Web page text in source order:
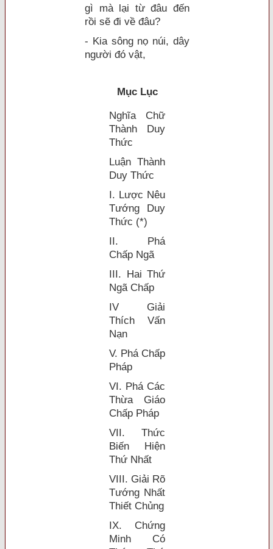
gì mà lại từ đâu đến
rồi sẽ đi về đâu?
- Kia sông nọ núi, dây
người đó vật,
Mục Lục
Nghĩa Chữ
Thành Duy
Thức
Luận Thành
Duy Thức
I. Lược Nêu
Tướng Duy
Thức (*)
II. Phá
Chấp Ngã
III. Hai Thứ
Ngã Chấp
IV Giải
Thích Vấn
Nạn
V. Phá Chấp
Pháp
VI. Phá Các
Thừa Giáo
Chấp Pháp
VII. Thức
Biến Hiện
Thứ Nhất
VIII. Giải Rõ
Tướng Nhất
Thiết Chủng
IX. Chứng
Minh Có